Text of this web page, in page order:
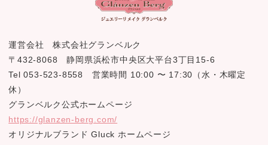
運営会社 株式会社グランベルク
〒432-8068 静岡県浜松市中央区大平台3丁目15-6
Tel 053-523-8558 営業時間 10:00 〜 17:30（水・木曜定
休）
グランベルク公式ホームページ
https://glanzen-berg.com/
オリジナルブランド Gluck ホームページ